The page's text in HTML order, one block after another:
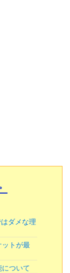
ダメな理
ットが最
について